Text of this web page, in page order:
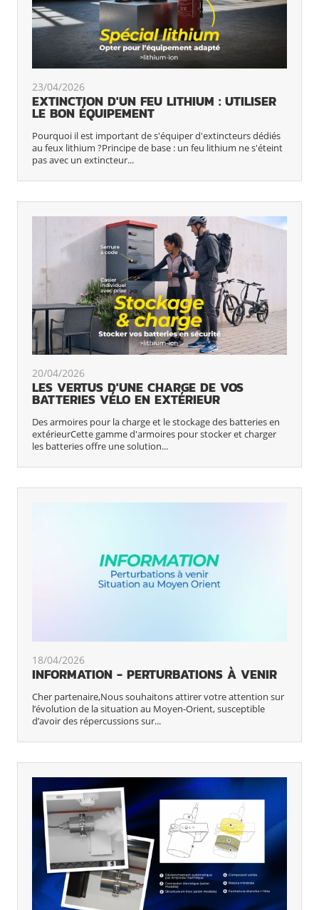
23/04/2026
EXTINCTION D'UN FEU LITHIUM : UTILISER
LE BON ÉQUIPEMENT
Pourquoi il est important de s'équiper d'extincteurs dédiés
au feux lithium ?Principe de base : un feu lithium ne s'éteint
pas avec un extincteur...
20/04/2026
LES VERTUS D'UNE CHARGE DE VOS
BATTERIES VÉLO EN EXTÉRIEUR
Des armoires pour la charge et le stockage des batteries en
extérieurCette gamme d'armoires pour stocker et charger
les batteries offre une solution...
18/04/2026
INFORMATION - PERTURBATIONS À VENIR
Cher partenaire,Nous souhaitons attirer votre attention sur
l’évolution de la situation au Moyen-Orient, susceptible
d’avoir des répercussions sur...